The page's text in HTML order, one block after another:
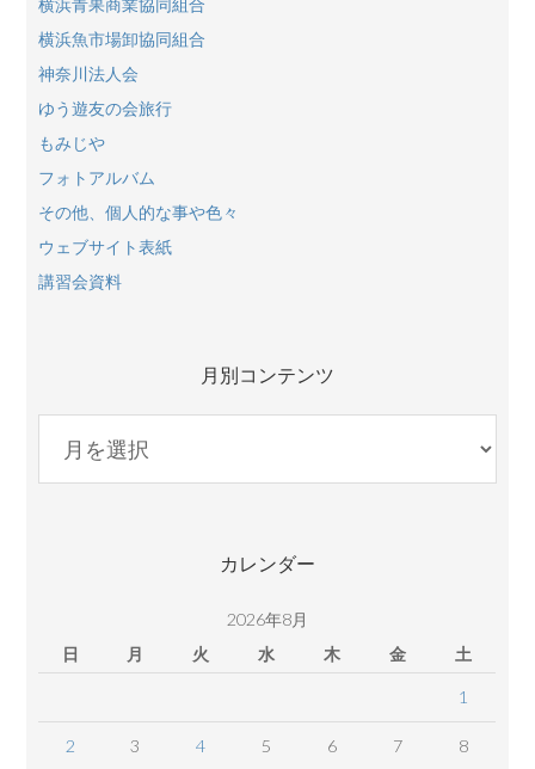
横浜魚市場卸協同組合
神奈川法人会
ゆう遊友の会旅行
もみじや
フォトアルバム
その他、個人的な事や色々
ウェブサイト表紙
講習会資料
月別コンテンツ
コ
カレンダー
2026年8月
日
月 火 水 木 金 土
1
2 3 4 5 6 7 8